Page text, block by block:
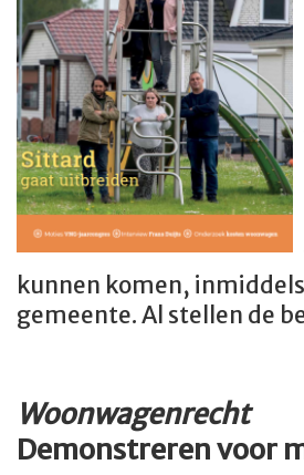
kunnen komen,
gemeente. Al stellen de
Woonwagenrecht
Demonstreren voor